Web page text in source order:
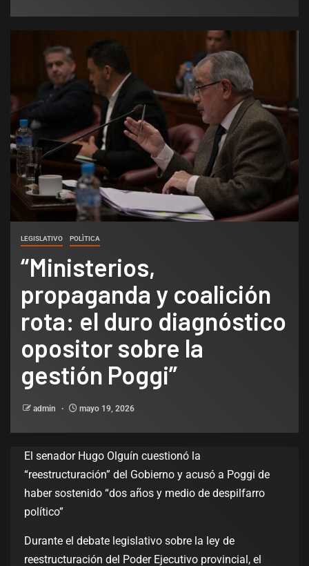
LEGISLATIVO POLÌTICA
“Ministerios,
propaganda y coalición
rota: el duro diagnóstico
opositor sobre la
gestión Poggi”
admin mayo 19, 2026
El senador Hugo Olguín cuestionó la
“reestructuración” del Gobierno y acusó a Poggi de
haber sostenido “dos años y medio de despilfarro
político”
Durante el debate legislativo sobre la ley de
reestructuración del Poder Ejecutivo provincial, el